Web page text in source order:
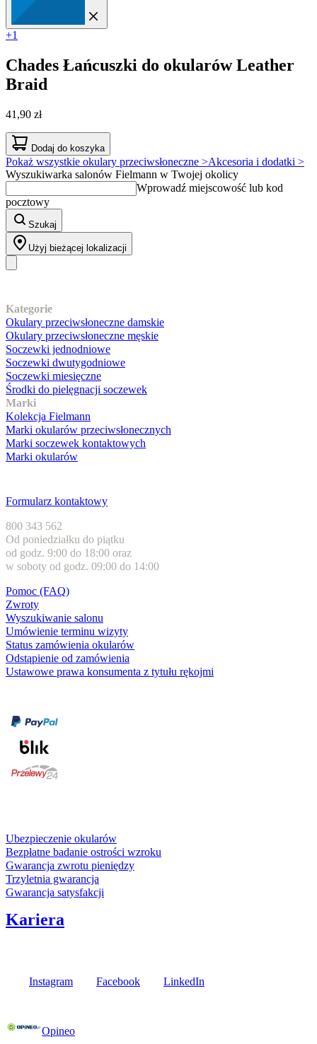
+1
Chades Łańcuszki do okularów Leather
Braid
41,90 zł
Dodaj do koszyka
Pokaż wszystkie okulary przeciwsłoneczne >Akcesoria i dodatki >
Wyszukiwarka salonów Fielmann w Twojej okolicy
Wprowadź miejscowość lub kod
pocztowy
Szukaj
Użyj bieżącej lokalizacji
Kategorie
Okulary przeciwsłoneczne damskie
Okulary przeciwsłoneczne męskie
Soczewki jednodniowe
Soczewki dwutygodniowe
Soczewki miesięczne
Środki do pielęgnacji soczewek
Marki
Kolekcja Fielmann
Marki okularów przeciwsłonecznych
Marki soczewek kontaktowych
Marki okularów
Formularz kontaktowy
800 343 562
Od poniedziałku do piątku
od godz. 9:00 do 18:00 oraz
w soboty od godz. 09:00 do 14:00
Pomoc (FAQ)
Zwroty
Wyszukiwanie salonu
Umówienie terminu wizyty
Status zamówienia okularów
Odstąpienie od zamówienia
Ustawowe prawa konsumenta z tytułu rękojmi
Ubezpieczenie okularów
Bezpłatne badanie ostrości wzroku
Gwarancja zwrotu pieniędzy
Trzyletnia gwarancja
Gwarancja satysfakcji
Kariera
Instagram Facebook LinkedIn
Opineo